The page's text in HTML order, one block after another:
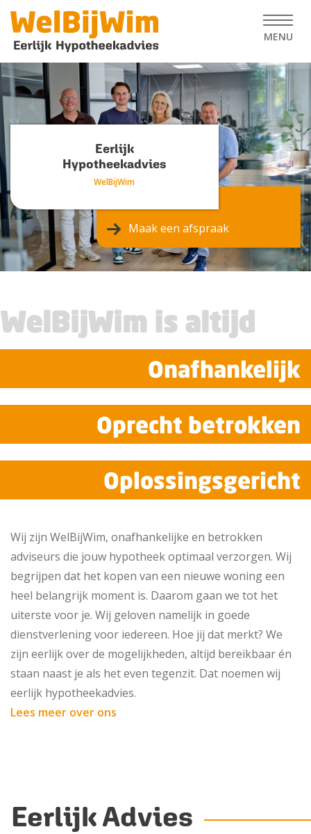
MENU
Eerlijk
Hypotheekadvies
WelBijWim
Maak een afspraak
WelBijWim is altijd
Onafhankelijk
Oprecht betrokken
Oplossingsgericht
Wij zijn WelBijWim, onafhankelijke en betrokken
adviseurs die jouw hypotheek optimaal verzorgen. Wij
begrijpen dat het kopen van een nieuwe woning een
heel belangrijk moment is. Daarom gaan we tot het
uiterste voor je. Wij geloven namelijk in goede
dienstverlening voor iedereen. Hoe jij dat merkt? We
zijn eerlijk over de mogelijkheden, altijd bereikbaar én
staan naast je als het even tegenzit. Dat noemen wij
eerlijk hypotheekadvies.
Lees meer over ons
Eerlijk Advies